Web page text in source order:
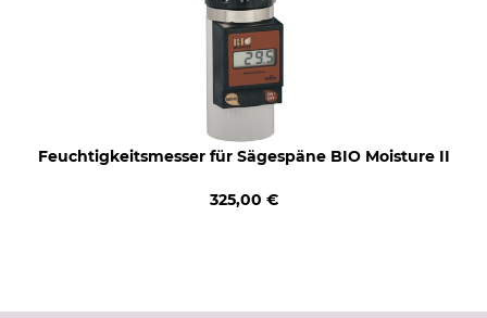
Feuchtigkeitsmesser für Sägespäne BIO Moisture II
325,00 €